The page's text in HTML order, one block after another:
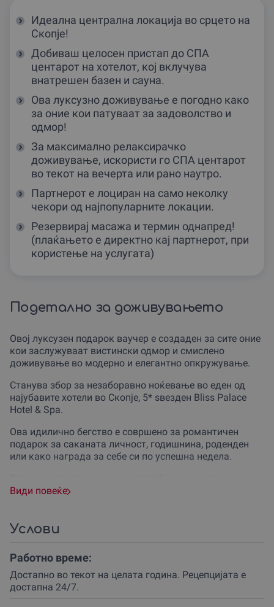
Идеална централна локација во срцето на
Скопје!
Добиваш целосен пристап до СПА
центарот на хотелот, кој вклучува
внатрешен базен и сауна.
Ова луксузно доживување е погодно како
за оние кои патуваат за задоволство и
одмор!
За максимално релаксирачко
доживување, искористи го СПА центарот
во текот на вечерта или рано наутро.
Партнерот е лоциран на само неколку
чекори од најпопуларните локации.
Резервирај масажа и термин однапред!
(плаќањето е директно кај партнерот, при
користење на услугата)
Подетално за доживувањето
Овој луксузен подарок ваучер е создаден за сите оние
кои заслужуваат вистински одмор и смислено
доживување во модерно и елегантно опкружување.
Станува збор за незаборавно ноќевање во еден од
најубавите хотели во Скопје, 5* sвезден Bliss Palace
Hotel & Spa.
Ова идилично бегство е совршено за романтичен
подарок за саканата личност, годишнина, роденден
или како награда за себе си по успешна недела.
погодно за сите кои бараат спокојство и луксуз без да
По пријавувањето (check-in) во 14:00 часот, веднаш
Собите се опремени за максимално комфорно
доживување и се идеални за одмор после целодневна
прошетка или деловни обврски.
Види повеќе
Услови
Работно време:
Достапно во текот на целата година. Рецепцијата е
достапна 24/7.